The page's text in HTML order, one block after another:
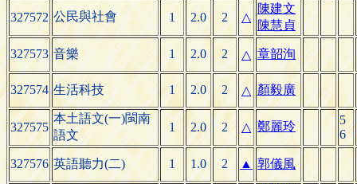
327572 公民與社會 1 2.0 2 △
陳建文
陳慧貞
327573 音樂 1 2.0 2 △ 章韶洵
327574 生活科技 1 2.0 2 △ 顏毅廣
327575
本土語文(一)閩南
語文
1 2.0 2 △ 鄭麗玲
5
6
327576 英語聽力(二) 1 1.0 2 ▲ 郭儀風